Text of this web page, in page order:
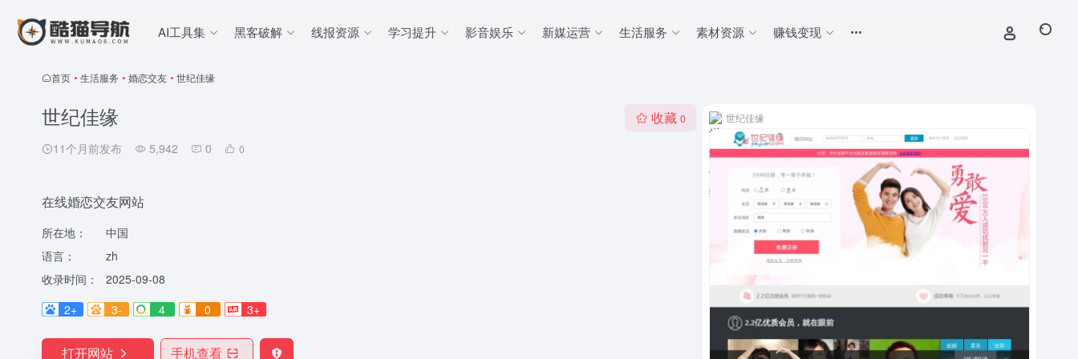
AI工具集 黑客破解 线报资源 学习提升 影音娱乐 新媒运营 生活服务 素材资源 赚钱变现
首页 • 生活服务 • 婚恋交友 • 世纪佳缘
世纪佳缘
11个月前发布 5,942 0 0
收藏 0
在线婚恋交友网站
所在地：
中国
语言：
zh
收录时间：
2025-09-08
2+
3- 4 0 3+
打开网站 手机查看
世纪佳缘